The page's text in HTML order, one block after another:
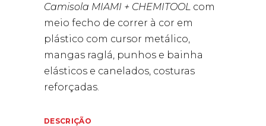
Camisola MIAMI + CHEMITOOL com
meio fecho de correr à cor em
plástico com cursor metálico,
mangas raglá, punhos e bainha
elásticos e canelados, costuras
reforçadas.
DESCRIÇÃO